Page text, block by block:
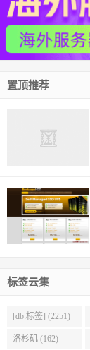
置顶推荐
标签云集
[db:标签] (2251)
洛杉矶 (162)